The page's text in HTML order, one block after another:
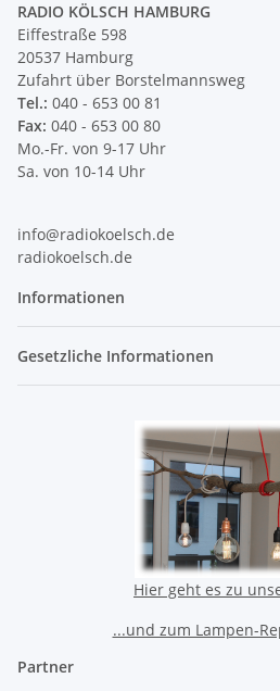
RADIO KÖLSCH HAMBURG
Eiffestraße 598
20537 Hamburg
Zufahrt über Borstelmannsweg
Tel.: 040 - 653 00 81
Fax: 040 - 653 00 80
Mo.-Fr. von 9-17 Uhr
Sa. von 10-14 Uhr
info@radiokoelsch.de
radiokoelsch.de
Informationen
Gesetzliche Informationen
Hier geht es zu
...und zum Lampen-
Partner